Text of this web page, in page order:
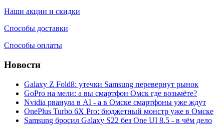
Наши акции и скидки
Способы доставки
Способы оплаты
Новости
Galaxy Z Fold8: утечки Samsung перевернут рынок
GoPro на мели: а вы смартфон Омск где возьмёте?
Nvidia рванула в AI - а в Омске смартфоны уже ждут
OnePlus Turbo 6X Pro: бюджетный монстр уже в Омске
Samsung бросил Galaxy S22 без One UI 8.5 - в чём дело